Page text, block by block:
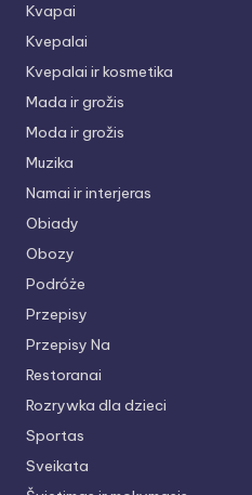
Kvapai
Kvepalai
Kvepalai ir kosmetika
Mada ir grožis
Moda ir grožis
Muzika
Namai ir interjeras
Obiady
Obozy
Podróże
Przepisy
Przepisy Na
Restoranai
Rozrywka dla dzieci
Sportas
Sveikata